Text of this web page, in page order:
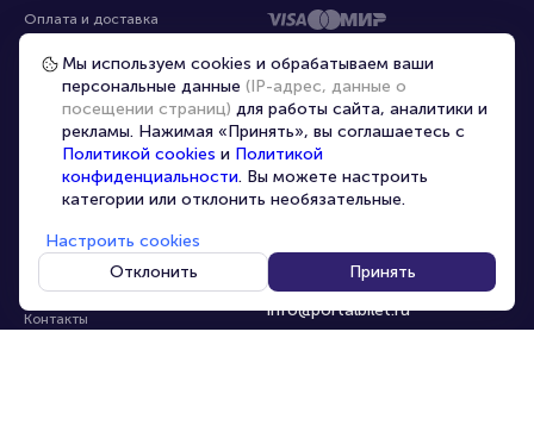
Оплата и доставка
Частые вопросы
Перепродажа билетов
Организаторам
Корпоративным клиентам
VIP-билеты
Персональные данные
О компании
Контакты
8-800-500-42-62
8-499-226-15-14
info@portalbilet.ru
С 10:00 до 21:00,
Мы используем cookies и обрабатываем ваши
персональные данные (IP-адрес, данные о
посещении страниц) для работы сайта, аналитики и
рекламы. Нажимая «Принять», вы соглашаетесь с
Политикой cookies и Политикой
конфиденциальности. Вы можете настроить
категории или отклонить необязательные.
Настроить cookies
Отклонить
Принять